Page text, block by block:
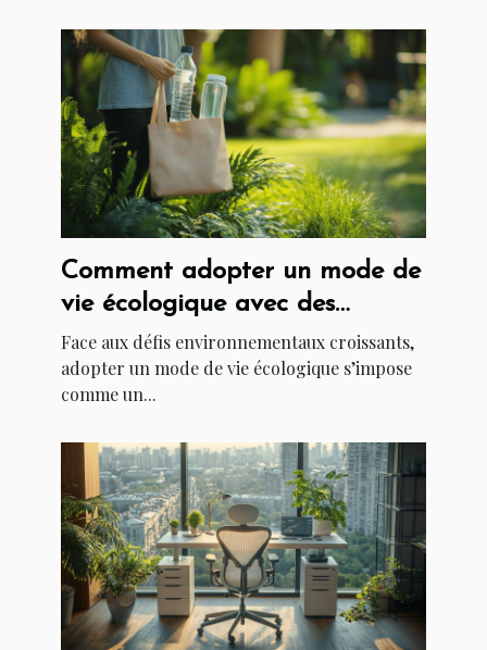
Comment adopter un mode de
vie écologique avec des
astuces simples ?
Face aux défis environnementaux croissants,
adopter un mode de vie écologique s’impose
comme un...